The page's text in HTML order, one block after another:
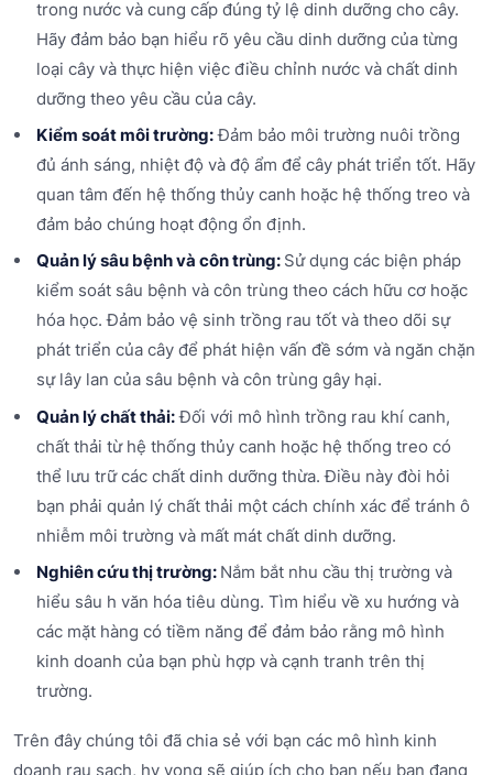
trong nước và cung cấp đúng tỷ lệ dinh dưỡng cho cây.
Hãy đảm bảo bạn hiểu rõ yêu cầu dinh dưỡng của từng
loại cây và thực hiện việc điều chỉnh nước và chất dinh
dưỡng theo yêu cầu của cây.
Kiểm soát môi trường:Đảm bảo môi trường nuôi trồng
đủ ánh sáng, nhiệt độ và độ ẩm để cây phát triển tốt. Hãy
quan tâm đến hệ thống thủy canh hoặc hệ thống treo và
đảm bảo chúng hoạt động ổn định.
Quản lý sâu bệnh và côn trùng: Sử dụng các biện pháp
kiểm soát sâu bệnh và côn trùng theo cách hữu cơ hoặc
hóa học. Đảm bảo vệ sinh trồng rau tốt và theo dõi sự
phát triển của cây để phát hiện vấn đề sớm và ngăn chặn
sự lây lan của sâu bệnh và côn trùng gây hại.
Quản lý chất thải:Đối với mô hình trồng rau khí canh,
chất thải từ hệ thống thủy canh hoặc hệ thống treo có
thể lưu trữ các chất dinh dưỡng thừa. Điều này đòi hỏi
bạn phải quản lý chất thải một cách chính xác để tránh ô
nhiễm môi trường và mất mát chất dinh dưỡng.
Nghiên cứu thị trường: Nắm bắt nhu cầu thị trường và
hiểu sâu h văn hóa tiêu dùng. Tìm hiểu về xu hướng và
các mặt hàng có tiềm năng để đảm bảo rằng mô hình
kinh doanh của bạn phù hợp và cạnh tranh trên thị
trường.
Trên đây chúng tôi đã chia sẻ với bạn các mô hình kinh
doanh rau sạch, hy vọng sẽ giúp ích cho bạn nếu bạn đang